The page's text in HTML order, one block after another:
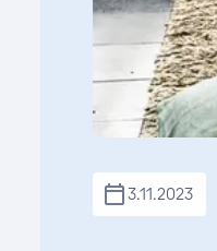
3.11.2023